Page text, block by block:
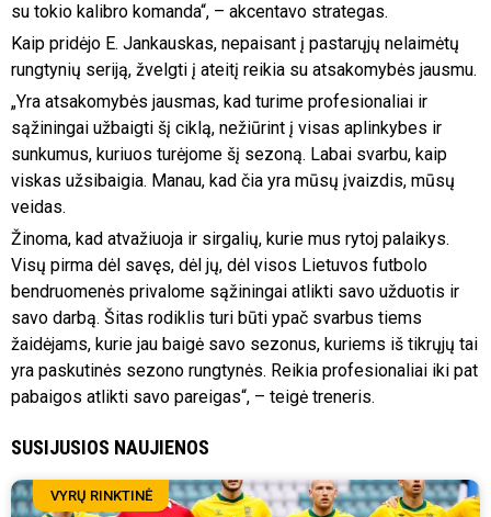
su tokio kalibro komanda“, – akcentavo strategas.
Kaip pridėjo E. Jankauskas, nepaisant į pastarųjų nelaimėtų
rungtynių seriją, žvelgti į ateitį reikia su atsakomybės jausmu.
„Yra atsakomybės jausmas, kad turime profesionaliai ir
sąžiningai užbaigti šį ciklą, nežiūrint į visas aplinkybes ir
sunkumus, kuriuos turėjome šį sezoną. Labai svarbu, kaip
viskas užsibaigia. Manau, kad čia yra mūsų įvaizdis, mūsų
veidas.
Žinoma, kad atvažiuoja ir sirgalių, kurie mus rytoj palaikys.
Visų pirma dėl savęs, dėl jų, dėl visos Lietuvos futbolo
bendruomenės privalome sąžiningai atlikti savo užduotis ir
savo darbą. Šitas rodiklis turi būti ypač svarbus tiems
žaidėjams, kurie jau baigė savo sezonus, kuriems iš tikrųjų tai
yra paskutinės sezono rungtynės. Reikia profesionaliai iki pat
pabaigos atlikti savo pareigas“, – teigė treneris.
SUSIJUSIOS NAUJIENOS
VYRŲ RINKTINĖ